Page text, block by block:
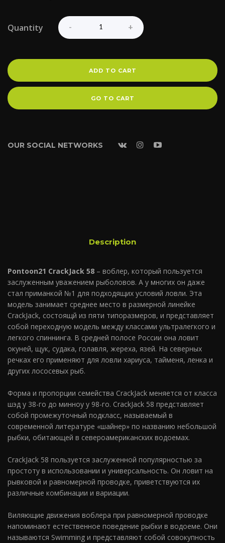
Quantity
ADD TO CART
GO TO CART
OUR SOCIAL NETWORKS
Description
Pontoon21 CrackJack 58 – воблер, который пользуется
заслуженным уважением рыболовов. А у многих он даже
стал приманкой №1 для подходящих условий ловли. Эта
модель занимает среднее место в размерной линейке
CrackJack, состоящй из пяти типоразмеров, и представляет
собой переходную модель между классами ультралегкого и
легкого спиннинга. В средней полосе России она ловит
окуней, щук, судака, голавля, жереха, язей. На северных
речках его применяют для ловли хариуса, тайменя, ленка и
других лососевых рыб.
Форма и пропорции семейства CrackJack меняется от класса
шэд у 38-го до минноу у 98-го. CrackJack 58 представляет
собой промежуточный подкласс, называемый в
современной литературе «шайнер» по названию небольшой
рыбки, обитающей в североамериканских водоемах.
CrackJack 58 пользуется заслуженной популярностью за
простоту в использовании и универсальность. Он ловит на
рывковой и равномерной проводке, приветствуются их
различные комбинации и вариации.
Виляющие движения воблера при равномерной проводке
напоминают естественное поведение рыбки в водоеме. Они
называются Swimming и представляют собой совокупность